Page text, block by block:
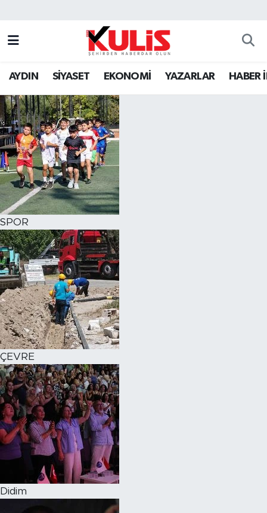
AYDIN SİYASET EKONOMİ YAZARLAR HABER
SPOR
ÇEVRE
Didim